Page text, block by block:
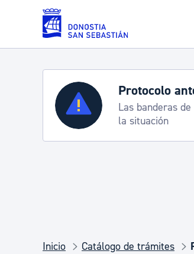
Saltar al contenido principal
Servicios
Padrón y asuntos personales
Protocolo
Las banderas
la situación
Inicio Catálogo de trámites